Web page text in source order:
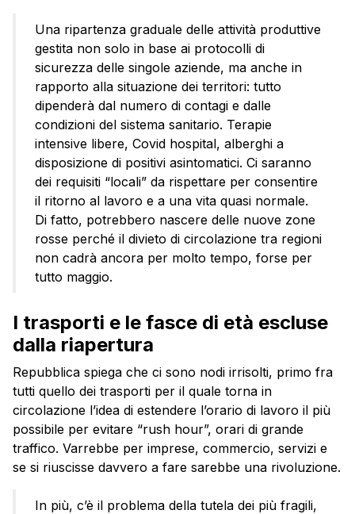
Una ripartenza graduale delle attività produttive
gestita non solo in base ai protocolli di
sicurezza delle singole aziende, ma anche in
rapporto alla situazione dei territori: tutto
dipenderà dal numero di contagi e dalle
condizioni del sistema sanitario. Terapie
intensive libere, Covid hospital, alberghi a
disposizione di positivi asintomatici. Ci saranno
dei requisiti “locali” da rispettare per consentire
il ritorno al lavoro e a una vita quasi normale.
Di fatto, potrebbero nascere delle nuove zone
rosse perché il divieto di circolazione tra regioni
non cadrà ancora per molto tempo, forse per
tutto maggio.
I trasporti e le fasce di età escluse
dalla riapertura
Repubblica spiega che ci sono nodi irrisolti, primo fra
tutti quello dei trasporti per il quale torna in
circolazione l’idea di estendere l’orario di lavoro il più
possibile per evitare “rush hour”, orari di grande
traffico. Varrebbe per imprese, commercio, servizi e
se si riuscisse davvero a fare sarebbe una rivoluzione.
In più, c’è il problema della tutela dei più fragili,